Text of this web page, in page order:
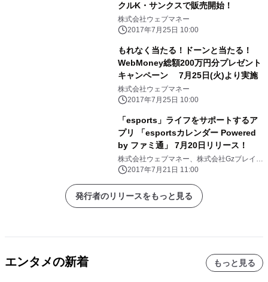
クルK・サンクスで販売開始！
株式会社ウェブマネー
2017年7月25日 10:00
もれなく当たる！ドーンと当たる！
WebMoney総額200万円分プレゼント
キャンペーン 7月25日(火)より実施
株式会社ウェブマネー
2017年7月25日 10:00
「esports」ライフをサポートするア
プリ 「esportsカレンダー Powered
by ファミ通」 7月20日リリース！
株式会社ウェブマネー、株式会社Gzブレイ
ン、株式会社ジョルテ
2017年7月21日 11:00
発行者のリリースをもっと見る
エンタメの新着 もっと見る